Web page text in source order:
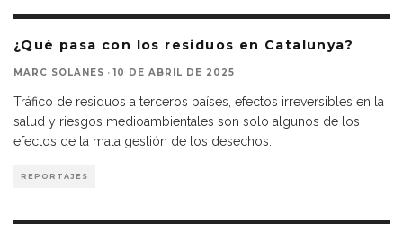
¿Qué pasa con los residuos en Catalunya?
MARC SOLANES · 10 DE ABRIL DE 2025
Tráfico de residuos a terceros países, efectos irreversibles en la
salud y riesgos medioambientales son solo algunos de los
efectos de la mala gestión de los desechos.
REPORTAJES